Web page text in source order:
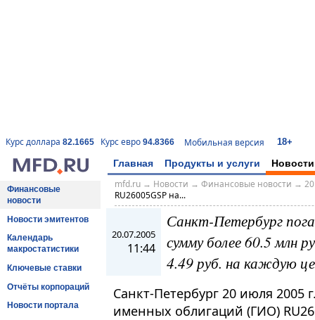
Курс доллара 82.1665 Курс евро 94.8366 Мобильная версия 18+
Главная Продукты и услуги Новости
Финансовые
новости
Новости эмитентов
Календарь
макростатистики
Ключевые ставки
Отчёты корпораций
Новости портала
mfd.ru→ Новости → Финансовые новости →
RU26005GSP на...
20.07.2005
11:44
Санкт-Петербург
сумму более 60.5 млн
4.49 руб. на каждую
Санкт-Петербург 20 июля 2005
именных облигаций (ГИО)